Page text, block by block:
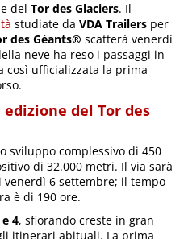
delTor des Glaciers. Il
studiate daVDA Trailers per
des Géants® scatterà venerdì
neve ha reso i passaggi in
così ufficializzata la prima
del Tor des
sviluppo complessivo di 450
di 32.000 metri. Il via sarà
venerdì 6 settembre; il tempo
è di 190 ore.
4, sfiorando creste in gran
itinerari abituali. La prima